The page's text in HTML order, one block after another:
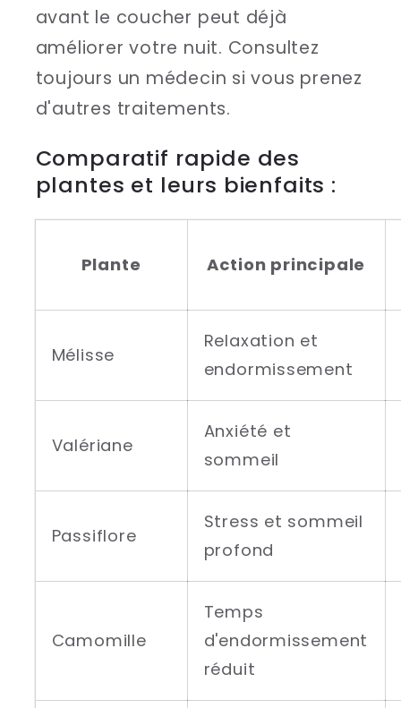
avant le coucher peut déjà
améliorer votre nuit. Consultez
toujours un médecin si vous prenez
d'autres traitements.
Comparatif rapide des
plantes et leurs bienfaits :
Plante Action principale
Mélisse
Relaxation et
endormissement
Valériane
Anxiété et
sommeil
Passiflore
Stress et sommeil
profond
Camomille
Temps
d'endormissement
réduit